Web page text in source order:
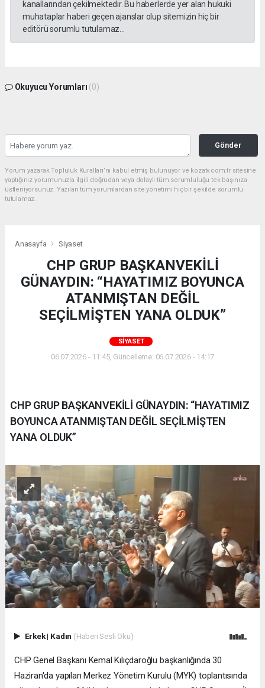
kanallarından çekilmektedir. Bu haberlerde yer alan hukuki
muhataplar haberi geçen ajanslar olup sitemizin hiç bir
editörü sorumlu tutulamaz...
Okuyucu Yorumları (0)
Gönder
Yorum yazarak Topluluk Kuralları’nı kabul etmiş bulunuyor ve kozatv.com.tr sitesine
yaptığınız yorumunuzla ilgili doğrudan veya dolaylı tüm sorumluluğu tek başınıza
üstleniyorsunuz. Yazılan tüm yorumlardan site yönetimi hiçbir şekilde sorumlu
tutulamaz.
Anasayfa Siyaset
CHP GRUP BAŞKANVEKİLİ
GÜNAYDIN: “HAYATIMIZ BOYUNCA
ATANMIŞTAN DEĞİL
SEÇİLMİŞTEN YANA OLDUK”
SIYASET
06.07.2026 - 11:45, Güncelleme: 06.07.2026 - 14:17
CHP GRUP BAŞKANVEKİLİ GÜNAYDIN: “HAYATIMIZ
BOYUNCA ATANMIŞTAN DEĞİL SEÇİLMİŞTEN
YANA OLDUK”
Erkek| Kadın (Haberi Sesli Oku)
CHP Genel Başkanı Kemal Kılıçdaroğlu başkanlığında 30
Haziran'da yapılan Merkez Yönetim Kurulu (MYK) toplantısında